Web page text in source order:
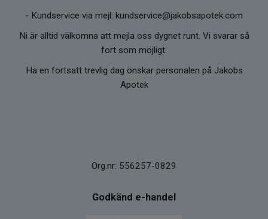
- Kundservice via mejl: kundservice@jakobsapotek.com
Ni är alltid välkomna att mejla oss dygnet runt. Vi svarar så
fort som möjligt.
Ha en fortsatt trevlig dag önskar personalen på Jakobs
Apotek
Org.nr: 556257-0829
Godkänd e-handel